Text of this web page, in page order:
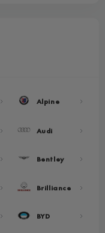
Alpine
Audi
Bentley
Brilliance
BYD